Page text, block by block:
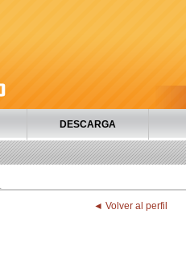
DESCARGA
◄ Volver al perfil